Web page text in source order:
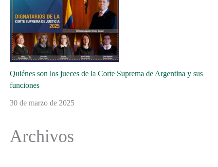
Quiénes son los jueces de la Corte Suprema de Argentina y sus
funciones
30 de marzo de 2025
Archivos